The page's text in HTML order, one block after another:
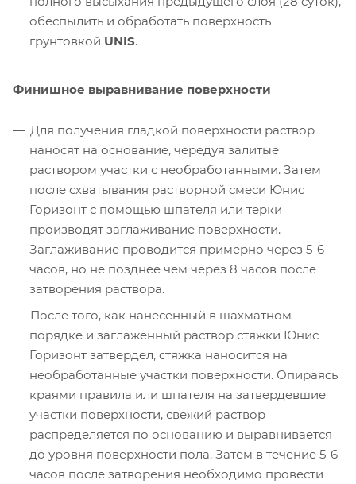
обеспылить и обработать поверхность
грунтовкой UNIS.
Финишное выравнивание поверхности
Для получения гладкой поверхности раствор
наносят на основание, чередуя залитые
раствором участки с необработанными. Затем
после схватывания растворной смеси Юнис
Горизонт с помощью шпателя или терки
производят заглаживание поверхности.
Заглаживание проводится примерно через 5-6
часов, но не позднее чем через 8 часов после
затворения раствора.
После того, как нанесенный в шахматном
порядке и заглаженный раствор стяжки Юнис
Горизонт затвердел, стяжка наносится на
необработанные участки поверхности. Опираясь
краями правила или шпателя на затвердевшие
участки поверхности, свежий раствор
распределяется по основанию и выравнивается
до уровня поверхности пола. Затем в течение 5-6
часов после затворения необходимо провести